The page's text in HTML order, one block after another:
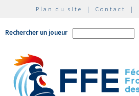
Plan du site | Contact |
Rechercher un joueur